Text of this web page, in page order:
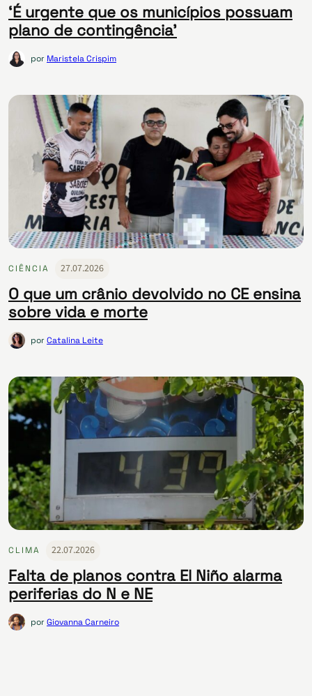
‘É urgente que os municípios possuam
plano de contingência’
por Maristela Crispim
CIÊNCIA 27.07.2026
O que um crânio devolvido no CE ensina
sobre vida e morte
porCatalina Leite
CLIMA 22.07.2026
Falta de planos contra El Niño alarma
periferias do N e NE
porGiovanna Carneiro